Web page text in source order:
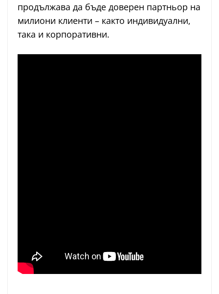
продължава да бъде доверен партньор на
милиони клиенти – както индивидуални,
така и корпоративни.